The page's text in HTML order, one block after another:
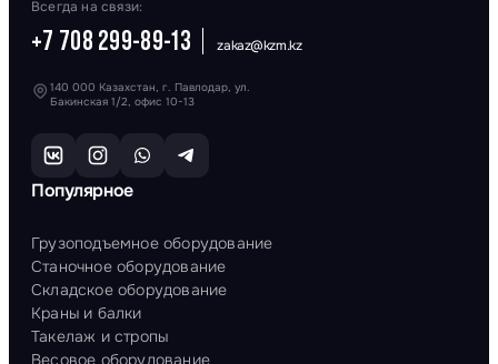
Всегда на связи:
+7 708 299-89-13 zakaz@kzm.kz
140 000 Казахстан, г. Павлодар, ул.
Бакинская 1/2, офис 10-13
Популярное
Грузоподъемное оборудование
Станочное оборудование
Складское оборудование
Краны и балки
Такелаж и стропы
Весовое оборудование